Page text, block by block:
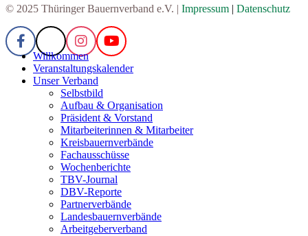
© 2025 Thüringer Bauernverband e.V. | Impressum | Datenschutz
Willkommen
Veranstaltungskalender
Unser Verband
Selbstbild
Aufbau & Organisation
Präsident & Vorstand
Mitarbeiterinnen & Mitarbeiter
Kreisbauernverbände
Fachausschüsse
Wochenberichte
TBV-Journal
DBV-Reporte
Partnerverbände
Landesbauernverbände
Arbeitgeberverband